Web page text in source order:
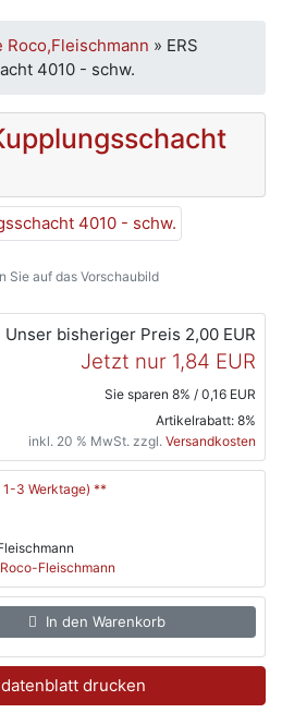
Roco,Fleischmann » ERS
4010 - schw.
Sie auf das Vorschaubild
Unser bisheriger Preis 2,00 EUR
Jetzt nur 1,84 EUR
Sie sparen 8% / 0,16 EUR
Artikelrabatt: 8%
inkl. 20 % MwSt. zzgl. Versandkosten
3 Werktage) **
Fleischmann
In den Warenkorb
drucken